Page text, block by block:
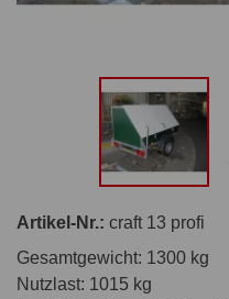
Artikel-Nr.: craft 13 profi
Gesamtgewicht: 1300 kg
Nutzlast: 1015 kg